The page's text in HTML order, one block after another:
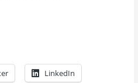
LinkedIn